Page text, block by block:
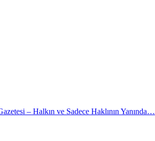
– Halkın ve Sadece Haklının Yanında…